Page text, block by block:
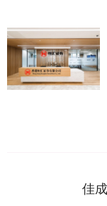
佳